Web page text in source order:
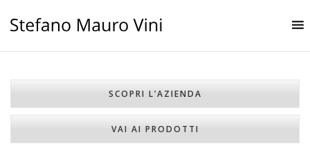
SCOPRI L’AZIENDA
VAI AI PRODOTTI